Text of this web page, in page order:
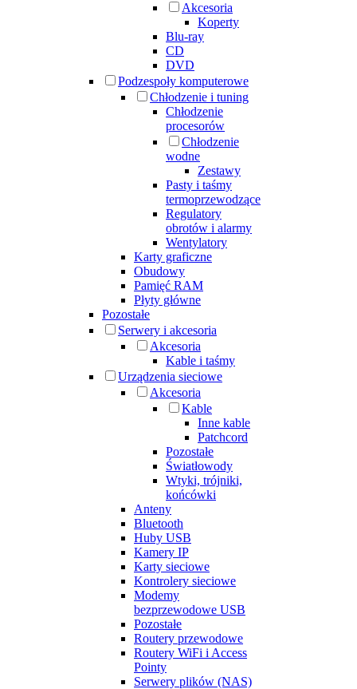
Akcesoria
Koperty
Blu-ray
CD
DVD
Podzespoły komputerowe
Chłodzenie i tuning
Chłodzenie
procesorów
Chłodzenie
wodne
Zestawy
Pasty i taśmy
termoprzewodzące
Regulatory
obrotów i alarmy
Wentylatory
Karty graficzne
Obudowy
Pamięć RAM
Płyty główne
Pozostałe
Serwery i akcesoria
Akcesoria
Kable i taśmy
Urządzenia sieciowe
Akcesoria
Kable
Inne kable
Patchcord
Pozostałe
Światłowody
Wtyki, trójniki,
końcówki
Anteny
Bluetooth
Huby USB
Kamery IP
Karty sieciowe
Kontrolery sieciowe
Modemy
bezprzewodowe USB
Pozostałe
Routery przewodowe
Routery WiFi i Access
Pointy
Serwery plików (NAS)